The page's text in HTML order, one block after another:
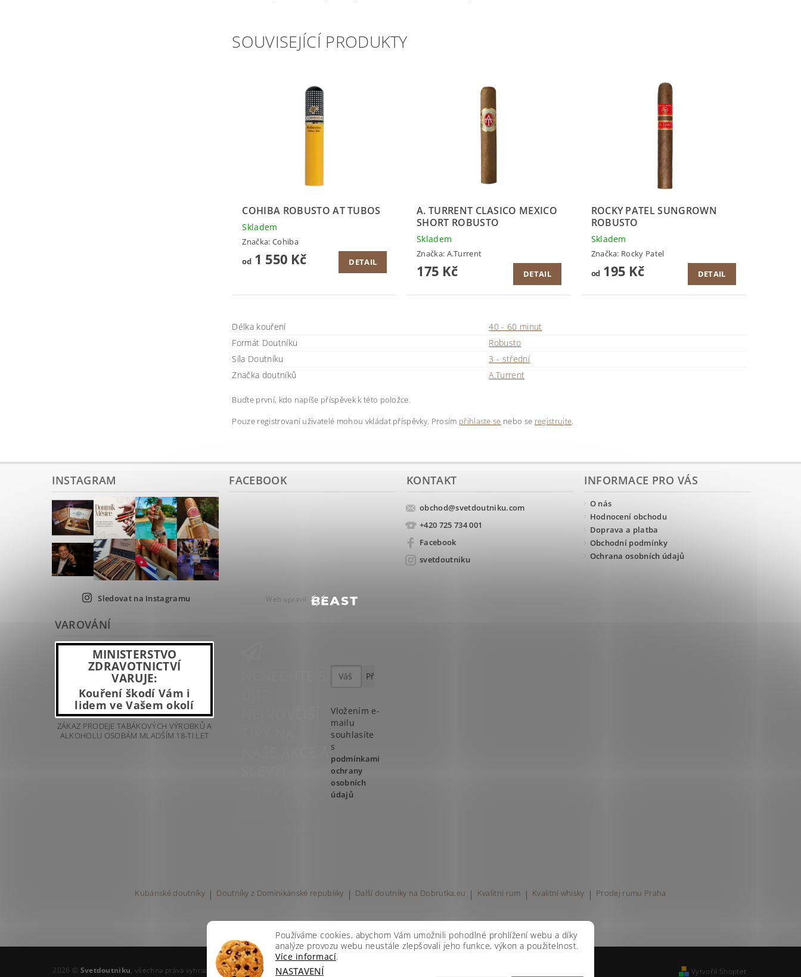
SOUVISEJÍCÍ PRODUKTY
COHIBA ROBUSTO AT TUBOS
Skladem
Značka: Cohiba
od1 550 Kč DETAIL
A. TURRENT CLASICO MEXICO
SHORT ROBUSTO
Skladem
Značka: A.Turrent
175 Kč DETAIL
ROCKY PATEL SUNGROWN
ROBUSTO
Skladem
Značka: Rocky Patel
od195 Kč DETAIL
Délka kouření
40 - 60 minut
Formát Doutníku
Robusto
Síla Doutníku
3 - střední
Značka doutníků
A.Turrent
Buďte první, kdo napíše příspěvek k této položce.
Pouze registrovaní uživatelé mohou vkládat příspěvky. Prosím přihlaste se nebo se registrujte
INSTAGRAM
Sledovat na Instagramu
FACEBOOK KONTAKT
obchod@svetdoutniku.com
+420 725 734 001
Facebook
svetdoutniku
INFORMACE PRO VÁS
O nás
Hodnocení obchodu
Doprava a platba
Obchodní podmínky
Ochrana osobních údajů
VAROVÁNÍ
MINISTERSTVO
ZDRAVOTNICTVÍ
VARUJE:
Kouření škodí Vám i
lidem ve Vašem okolí
ZÁKAZ PRODEJE TABÁKOVÝCH VÝROBKŮ A
ALKOHOLU OSOBÁM MLADŠÍM 18-TI LET
Web upravil
Vložením e-
mailu
souhlasíte
s
podmínkami
ochrany
osobních
údajů
Kubánské doutníky | Doutníky z Dominikánské republiky | Další doutníky na Dobrutka.eu | Kvalitní rum | Kvalitní whisky | Prodej rumu Praha
2026 © Svetdoutniku, všechna práva vyhrazenaUpravit nastavení cookies Vytvořil Shoptet
Používáme cookies, abychom Vám umožnili pohodlné prohlížení webu a díky
analýze provozu webu neustále zlepšovali jeho funkce, výkon a použitelnost.
Více informací.
NASTAVENÍ